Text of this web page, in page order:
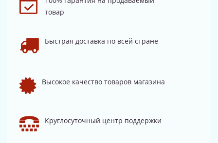
товар
Быстрая доставка по всей стране
Высокое качество товаров магазина
Круглосуточный центр поддержки